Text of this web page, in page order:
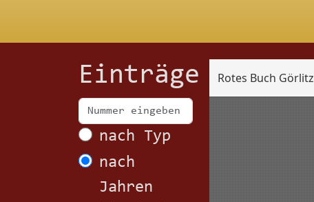
Einträge
nach Typ
nach
Jahren
Rotes Buch Görlitz